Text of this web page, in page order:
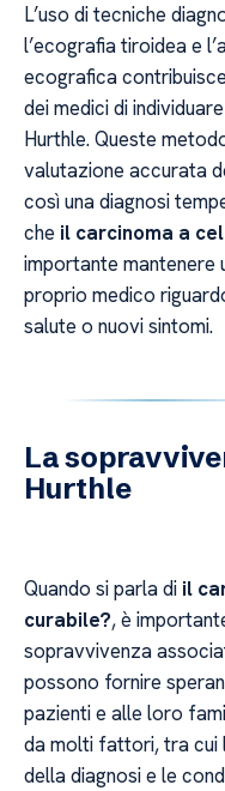
L’uso di tecniche
l’ecografia tiroidea e
ecografica
dei medici di
Hurthle. Queste
valutazione accurata
così una diagnosi
che il carcinoma a
importante mantenere
proprio medico
salute o nuovi sintomi.
La
Hurthle
Quando si parla di il
curabile?, è
sopravvivenza
possono fornire
pazienti e alle loro
da molti fattori, tra cui
della diagnosi e le